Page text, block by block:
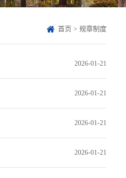
首页 > 规章制度
2026-01-21
2026-01-21
2026-01-21
2026-01-21